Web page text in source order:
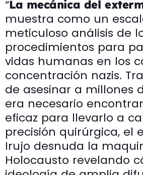
“La mecánica del
muestra como un
meticuloso análisis de
procedimientos para
vidas humanas en los
concentración nazis.
de asesinar a millones
era necesario
eficaz para llevarlo a
precisión quirúrgica, el
Irujo desnuda la
Holocausto revelando